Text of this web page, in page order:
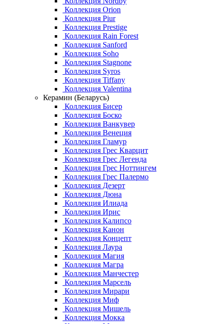
Коллекция Orion
Коллекция Piur
Коллекция Prestige
Коллекция Rain Forest
Коллекция Sanford
Коллекция Soho
Коллекция Stagnone
Коллекция Syros
Коллекция Tiffany
Коллекция Valentina
Керамин (Беларусь)
Коллекция Бисер
Коллекция Боско
Коллекция Ванкувер
Коллекция Венеция
Коллекция Гламур
Коллекция Грес Кварцит
Коллекция Грес Легенда
Коллекция Грес Ноттингем
Коллекция Грес Палермо
Коллекция Дезерт
Коллекция Дюна
Коллекция Илиада
Коллекция Ирис
Коллекция Калипсо
Коллекция Канон
Коллекция Концепт
Коллекция Лаура
Коллекция Магия
Коллекция Магра
Коллекция Манчестер
Коллекция Марсель
Коллекция Мирари
Коллекция Миф
Коллекция Мишель
Коллекция Мокка